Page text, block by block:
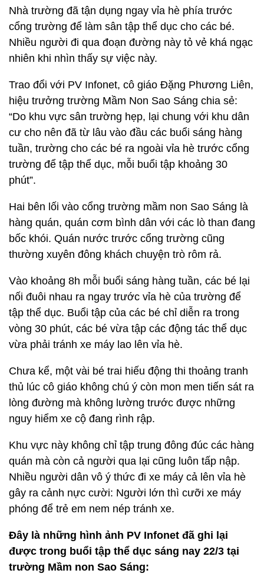
Nhà trường đã tận dụng ngay vỉa hè phía trước
cổng trường để làm sân tập thể dục cho các bé.
Nhiều người đi qua đoạn đường này tỏ vẻ khá ngạc
nhiên khi nhìn thấy sự việc này.
Trao đổi với PV Infonet, cô giáo Đặng Phương Liên,
hiệu trưởng trường Mầm Non Sao Sáng chia sẻ:
“Do khu vực sân trường hẹp, lại chung với khu dân
cư cho nên đã từ lâu vào đầu các buổi sáng hàng
tuần, trường cho các bé ra ngoài vỉa hè trước cổng
trường để tập thể dục, mỗi buổi tập khoảng 30
phút”.
Hai bên lối vào cổng trường mầm non Sao Sáng là
hàng quán, quán cơm bình dân với các lò than đang
bốc khói. Quán nước trước cổng trường cũng
thường xuyên đông khách chuyện trò rôm rả.
Vào khoảng 8h mỗi buổi sáng hàng tuần, các bé lại
nối đuôi nhau ra ngay trước vỉa hè của trường để
tập thể dục. Buổi tập của các bé chỉ diễn ra trong
vòng 30 phút, các bé vừa tập các động tác thể dục
vừa phải tránh xe máy lao lên vỉa hè.
Chưa kể, một vài bé trai hiếu động thi thoảng tranh
thủ lúc cô giáo không chú ý còn mon men tiến sát ra
lòng đường mà không lường trước được những
nguy hiểm xe cộ đang rình rập.
Khu vực này không chỉ tập trung đông đúc các hàng
quán mà còn cả người qua lại cũng luôn tấp nập.
Nhiều người dân vô ý thức đi xe máy cả lên vỉa hè
gây ra cảnh nực cười: Người lớn thì cưỡi xe máy
phóng để trẻ em nem nép tránh xe.
Đây là những hình ảnh PV Infonet đã ghi lại
được trong buổi tập thể dục sáng nay 22/3 tại
trường Mầm non Sao Sáng: